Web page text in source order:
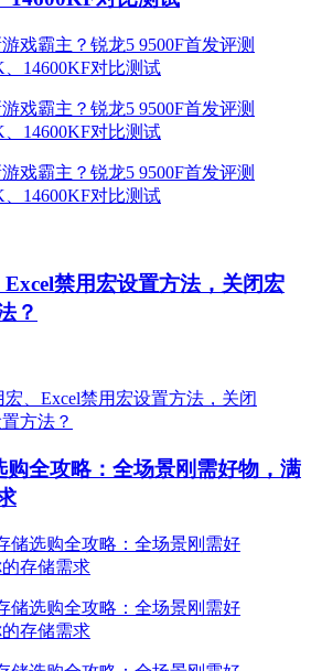
禁用宏设置方法，关闭宏
？
购全攻略：全场景刚需好物，满